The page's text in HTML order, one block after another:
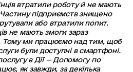
втратили роботу й не мають
підприємств знищено
або втратили попит.
не мають змоги зараз
Тому ми працюємо над тим, щоб
були доступні в смартфоні.
в Дії — Допомогу по
як завжди, за декілька